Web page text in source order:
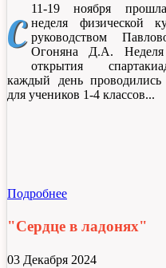
С
11-19 ноября
неделя физической
руководством
Огоняна Д.А. Неделя
открытия
каждый день проводились
для учеников 1-4 классов.
Подробнее
"Сердце в ладонях"
03 Декабря 2024